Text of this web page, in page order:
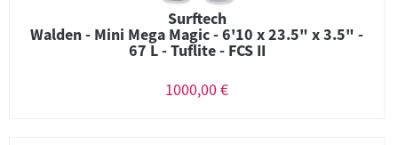
Surftech
Walden - Mini Mega Magic - 6'10 x 23.5" x 3.5" -
67 L - Tuflite - FCS II
1000,00 €